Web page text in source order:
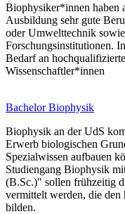
Biophysiker*innen haben
Ausbildung sehr gute
oder Umwelttechnik
Forschungsinstitutionen.
Bedarf an
Wissenschaftler*innen
Bachelor Biophysik
Biophysik an der UdS
Erwerb biologischen
Spezialwissen aufbauen
Studiengang Biophysik
(B.Sc.)" sollen frühzeitig
vermittelt werden, die
bilden.